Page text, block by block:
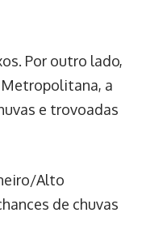
Por outro lado,
Metropolitana, a
e trovoadas
Alto
de chuvas